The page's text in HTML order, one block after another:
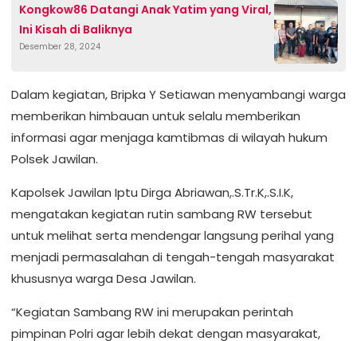
Kongkow86 Datangi Anak Yatim yang Viral,
Ini Kisah di Baliknya
Desember 28, 2024
Dalam kegiatan, Bripka Y Setiawan menyambangi warga
memberikan himbauan untuk selalu memberikan
informasi agar menjaga kamtibmas di wilayah hukum
Polsek Jawilan.
Kapolsek Jawilan Iptu Dirga Abriawan,.S.Tr.K,.S.I.K,
mengatakan kegiatan rutin sambang RW tersebut
untuk melihat serta mendengar langsung perihal yang
menjadi permasalahan di tengah-tengah masyarakat
khususnya warga Desa Jawilan.
“Kegiatan Sambang RW ini merupakan perintah
pimpinan Polri agar lebih dekat dengan masyarakat,